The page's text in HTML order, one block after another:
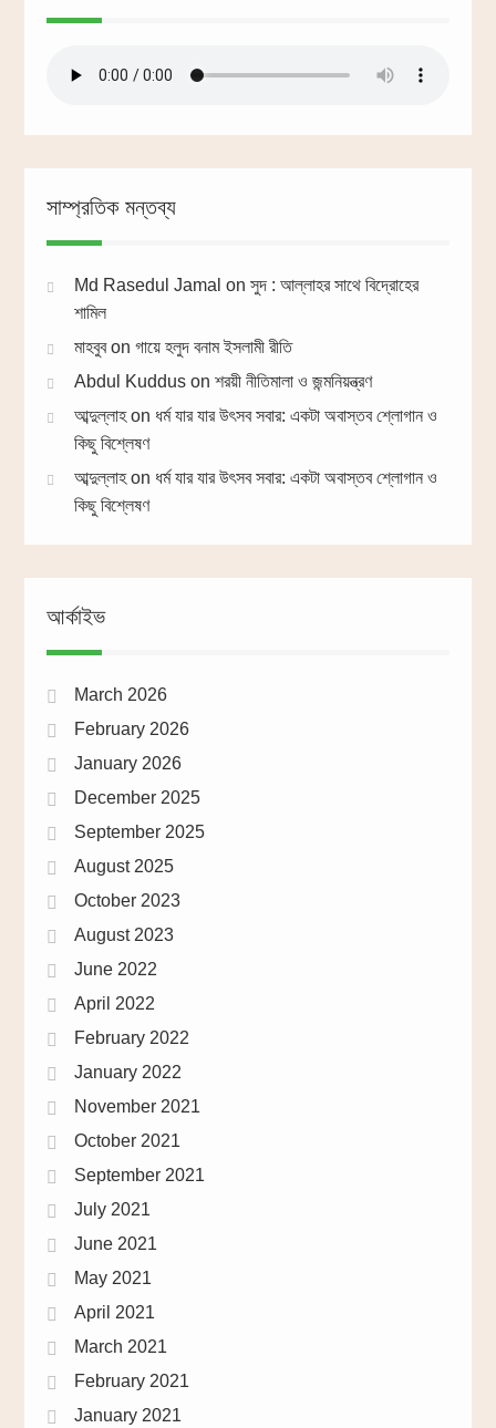
সাম্প্রতিক মন্তব্য
Md Rasedul Jamal on সুদ : আল্লাহর সাথে বিদ্রোহের
শামিল
মাহবুবon গায়ে হলুদ বনাম ইসলামী রীতি
Abdul Kudduson শরয়ী নীতিমালা ও জন্মনিয়ন্ত্রণ
আব্দুল্লাহon ধর্ম যার যার উৎসব সবার: একটা অবাস্তব শ্লোগান ও
কিছু বিশ্লেষণ
আব্দুল্লাহon ধর্ম যার যার উৎসব সবার: একটা অবাস্তব শ্লোগান ও
কিছু বিশ্লেষণ
আর্কাইভ
March 2026
February 2026
January 2026
December 2025
September 2025
August 2025
October 2023
August 2023
June 2022
April 2022
February 2022
January 2022
November 2021
October 2021
September 2021
July 2021
June 2021
May 2021
April 2021
March 2021
February 2021
January 2021